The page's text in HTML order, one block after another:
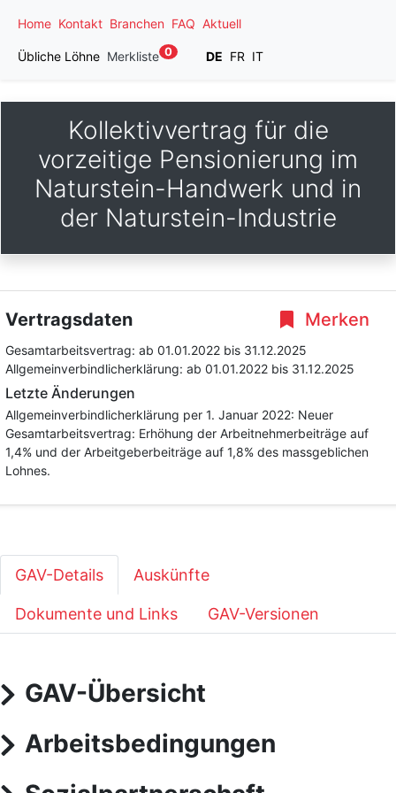
Home Kontakt Branchen FAQ Aktuell
Übliche Löhne Merkliste 0 DE FR IT
Kollektivvertrag für die
vorzeitige Pensionierung im
Naturstein-Handwerk und in
der Naturstein-Industrie
Merken
Vertragsdaten
Gesamtarbeitsvertrag: ab 01.01.2022 bis 31.12.2025
Allgemeinverbindlicherklärung: ab 01.01.2022 bis 31.12.2025
Letzte Änderungen
Allgemeinverbindlicherklärung per 1. Januar 2022: Neuer
Gesamtarbeitsvertrag: Erhöhung der Arbeitnehmerbeiträge auf
1,4% und der Arbeitgeberbeiträge auf 1,8% des massgeblichen
Lohnes.
GAV-Details Auskünfte
Dokumente und Links GAV-Versionen
GAV-Übersicht
Arbeitsbedingungen